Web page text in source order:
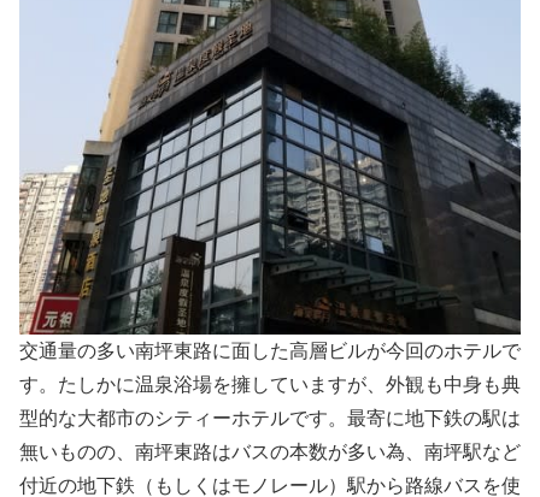
交通量の多い南坪東路に面した高層ビルが今回のホテルで
す。たしかに温泉浴場を擁していますが、外観も中身も典
型的な大都市のシティーホテルです。最寄に地下鉄の駅は
無いものの、南坪東路はバスの本数が多い為、南坪駅など
付近の地下鉄（もしくはモノレール）駅から路線バスを使